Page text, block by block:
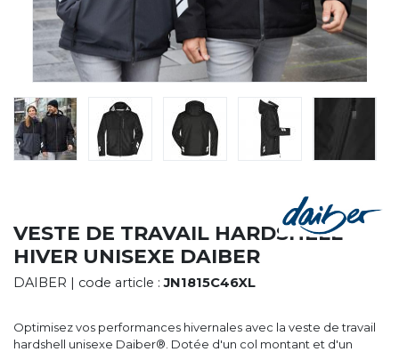
LA SOCIÉTÉ
SERVICES
ROADSHOWS, FORUM DES EXPERTS
MARQUES & CERTIFICATS
TECHNIQUES MARQUAGE
BLOG
VESTE DE TRAVAIL HARDSHELL
HIVER UNISEXE DAIBER
DAIBER | code article :JN1815C46XL
Optimisez vos performances hivernales avec la veste de travail
hardshell unisexe Daiber®. Dotée d'un col montant et d'un